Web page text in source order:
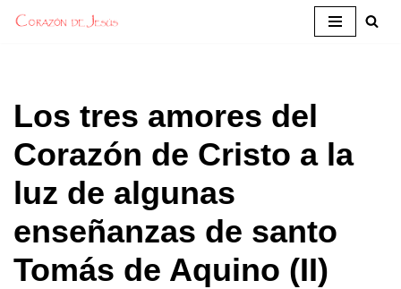
Los tres amores del
Corazón de Cristo a la
luz de algunas
enseñanzas de santo
Tomás de Aquino (II)